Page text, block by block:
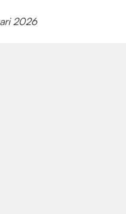
2026